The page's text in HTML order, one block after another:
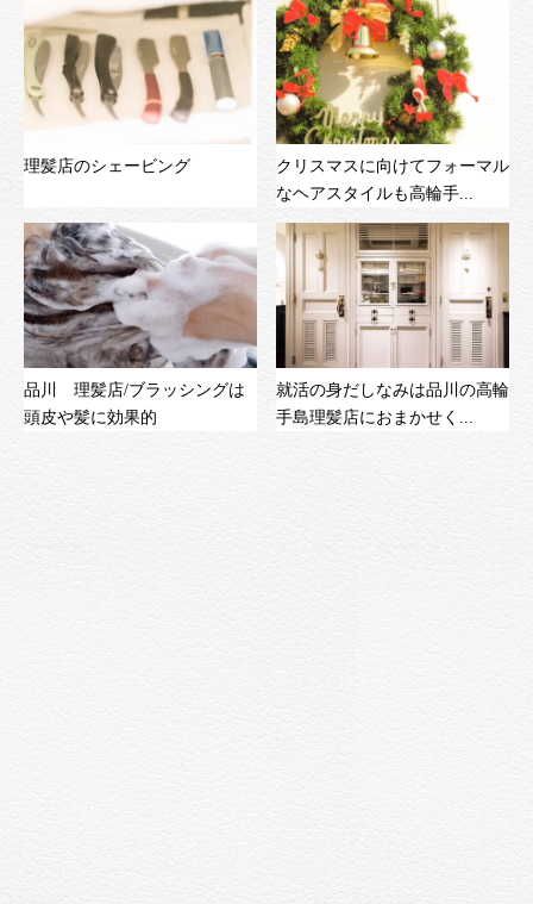
理髪店のシェービング
クリスマスに向けてフォーマル
なヘアスタイルも高輪手...
品川 理髪店/ブラッシングは
頭皮や髪に効果的
就活の身だしなみは品川の高輪
手島理髪店におまかせく...